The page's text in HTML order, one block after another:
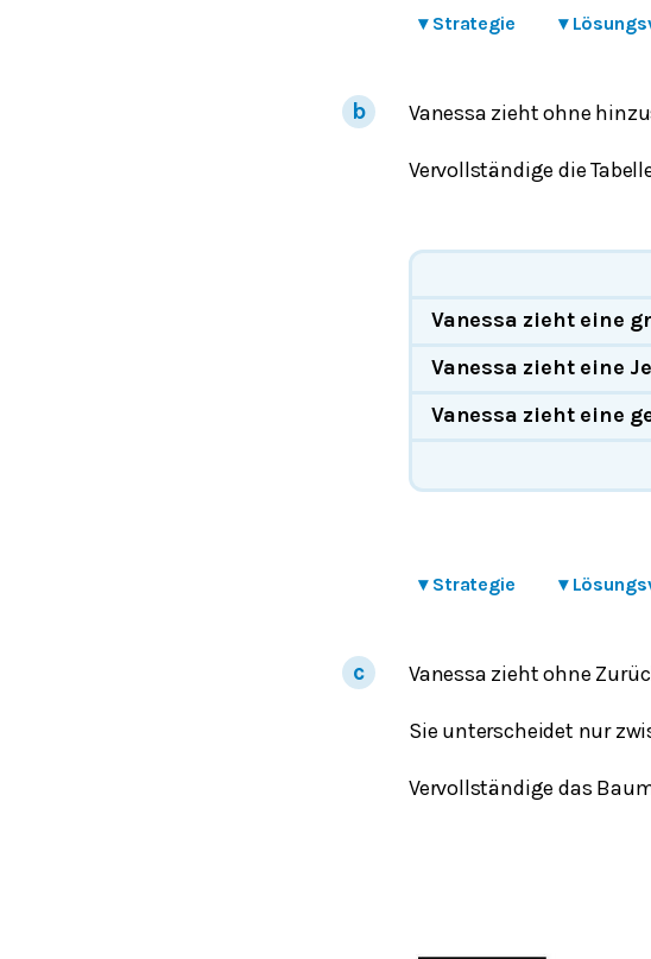
▾ Strategie ▾
Vanessa zieht ohne
Vervollständige die
Vanessa zieht eine
Vanessa zieht eine
Vanessa zieht eine
▾ Strategie ▾
Vanessa zieht ohne
Sie unterscheidet nur
Vervollständige das